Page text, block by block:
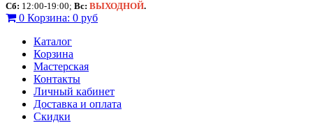
Сб: 12:00-19:00; Вс: ВЫХОДНОЙ.
0 Корзина: 0 руб
Каталог
Корзина
Мастерская
Контакты
Личный кабинет
Доставка и оплата
Скидки